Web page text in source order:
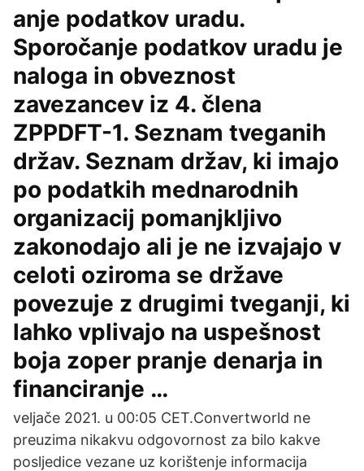
anje podatkov uradu.
Sporočanje podatkov uradu je
naloga in obveznost
zavezancev iz 4. člena
ZPPDFT-1. Seznam tveganih
držav. Seznam držav, ki imajo
po podatkih mednarodnih
organizacij pomanjkljivo
zakonodajo ali je ne izvajajo v
celoti oziroma se države
povezuje z drugimi tveganji, ki
lahko vplivajo na uspešnost
boja zoper pranje denarja in
financiranje …
veljače 2021. u 00:05 CET.Convertworld ne
preuzima nikakvu odgovornost za bilo kakve
posljedice vezane uz korištenje informacija